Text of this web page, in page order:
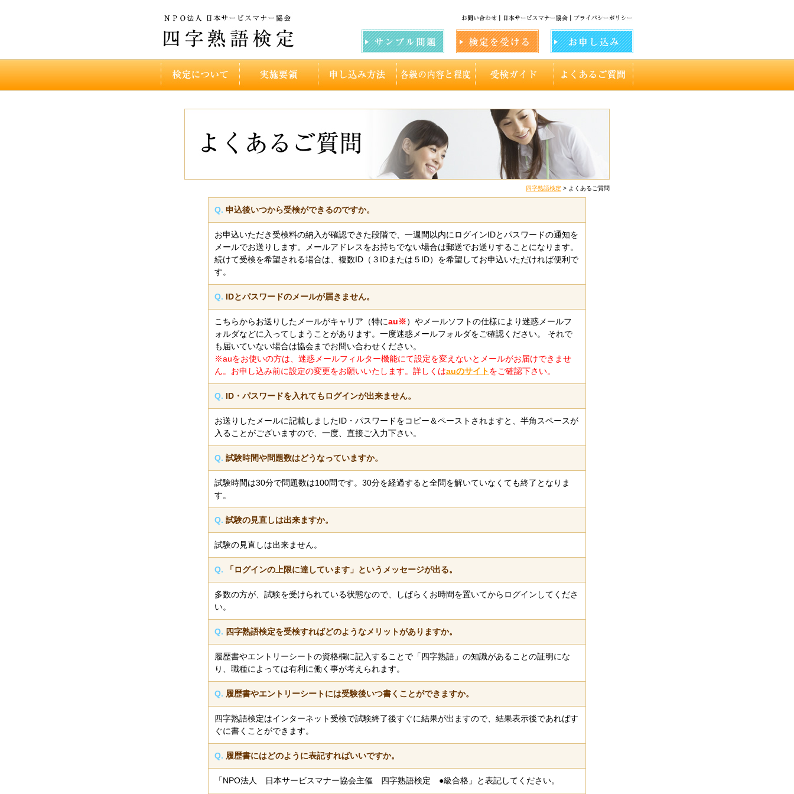
四字熟語検定 > よくあるご質問
Q. 申込後いつから受検ができるのですか。
お申込いただき受検料の納入が確認できた段階で、一週間以内にログインIDとパスワードの通知を
メールでお送りします。メールアドレスをお持ちでない場合は郵送でお送りすることになります。
続けて受検を希望される場合は、複数ID（３IDまたは５ID）を希望してお申込いただければ便利で
す。
Q. IDとパスワードのメールが届きません。
こちらからお送りしたメールがキャリア（特にau※）やメールソフトの仕様により迷惑メールフ
ォルダなどに入ってしまうことがあります。一度迷惑メールフォルダをご確認ください。 それで
も届いていない場合は協会までお問い合わせください。
※auをお使いの方は、迷惑メールフィルター機能にて設定を変えないとメールがお届けできませ
ん。お申し込み前に設定の変更をお願いいたします。詳しくはauのサイトをご確認下さい。
Q. ID・パスワードを入れてもログインが出来ません。
お送りしたメールに記載しましたID・パスワードをコピー＆ペーストされますと、半角スペースが
入ることがございますので、一度、直接ご入力下さい。
Q. 試験時間や問題数はどうなっていますか。
試験時間は30分で問題数は100問です。30分を経過すると全問を解いていなくても終了となりま
す。
Q. 試験の見直しは出来ますか。
試験の見直しは出来ません。
Q. 「ログインの上限に達しています」というメッセージが出る。
多数の方が、試験を受けられている状態なので、しばらくお時間を置いてからログインしてくださ
い。
Q. 四字熟語検定を受検すればどのようなメリットがありますか。
履歴書やエントリーシートの資格欄に記入することで「四字熟語」の知識があることの証明にな
り、職種によっては有利に働く事が考えられます。
Q. 履歴書やエントリーシートには受験後いつ書くことができますか。
四字熟語検定はインターネット受検で試験終了後すぐに結果が出ますので、結果表示後であればす
ぐに書くことができます。
Q. 履歴書にはどのように表記すればいいですか。
「NPO法人 日本サービスマナー協会主催 四字熟語検定 ●級合格」と表記してください。